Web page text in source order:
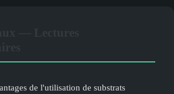
de l'utilisation de substrats